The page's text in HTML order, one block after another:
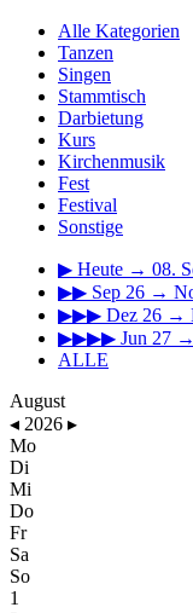
Alle Kategorien
Tanzen
Singen
Stammtisch
Darbietung
Kurs
Kirchenmusik
Fest
Festival
Sonstige
▶ Heute → 08.
▶▶ Sep 26 →
▶▶▶ Dez 26 →
▶▶▶▶ Jun 27 →
ALLE
August
◂ 2026 ▸
Mo
Di
Mi
Do
Fr
Sa
So
1